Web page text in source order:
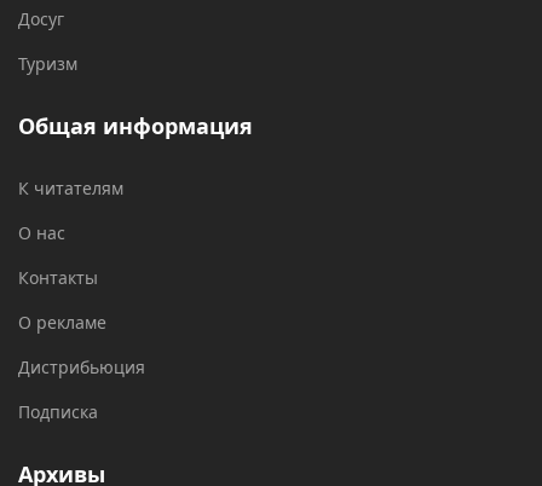
Досуг
Туризм
Общая информация
К читателям
О нас
Контакты
О рекламе
Дистрибьюция
Подписка
Архивы